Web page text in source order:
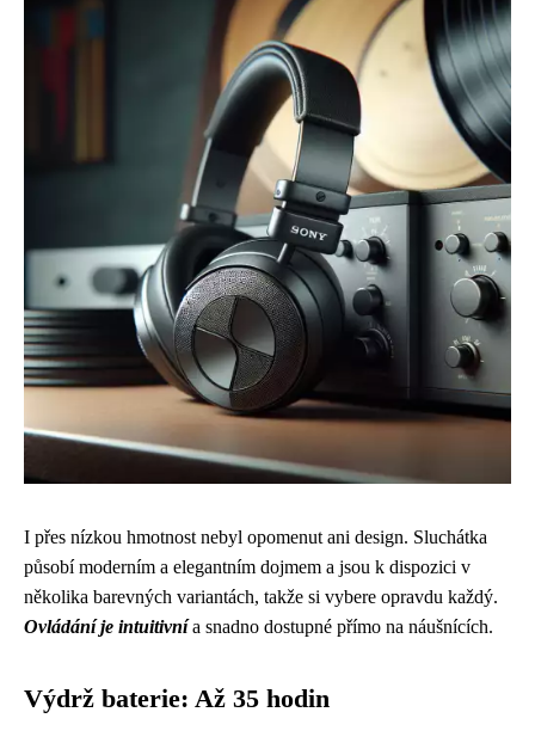
I přes nízkou hmotnost nebyl opomenut ani design. Sluchátka
působí moderním a elegantním dojmem a jsou k dispozici v
několika barevných variantách, takže si vybere opravdu každý.
Ovládání je intuitivnía snadno dostupné přímo na náušnících.
Výdrž baterie: Až 35 hodin